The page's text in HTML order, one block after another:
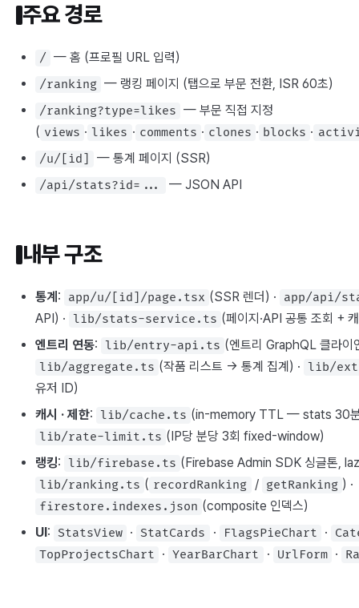
주요 경로
/ — 홈 (프로필 URL 입력)
/ranking — 랭킹 페이지 (탭으로 부문 전환, ISR 60초)
/ranking?type=likes — 부문 직접 지정
( views · likes · comments · clones · blocks ·
/u/[id]
— 통계 페이지 (SSR)
/api/stats?id=...
— JSON API
내부 구조
통계 : app/u/[id]/page.tsx (SSR 렌더) · app/api/
API) · lib/stats-service.ts (페이지·API 공통 조회 +
엔트리 연동: lib/entry-api.ts (엔트리 GraphQL 클라이
lib/aggregate.ts (작품 리스트 → 통계 집계) · lib/
유저 ID)
캐시 · 제한: lib/cache.ts (in-memory TTL — stats 30분
lib/rate-limit.ts (IP당 분당 3회 fixed-window)
랭킹: lib/firebase.ts (Firebase Admin SDK 싱글톤,
lib/ranking.ts ( recordRanking / getRanking ) ·
firestore.indexes.json (composite 인덱스)
UI: StatsView · StatCards · FlagsPieChart ·
TopProjectsChart · YearBarChart · UrlForm ·